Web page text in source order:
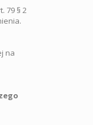
79 § 2
na